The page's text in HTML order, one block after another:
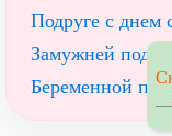
Подруге с днем
Замужней
Беременной